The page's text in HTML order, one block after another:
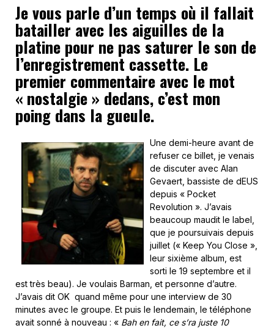
Je vous parle d’un temps où il fallait
batailler avec les aiguilles de la
platine pour ne pas saturer le son de
l’enregistrement cassette. Le
premier commentaire avec le mot
« nostalgie » dedans, c’est mon
poing dans la gueule.
Une demi-heure avant de
refuser ce billet, je venais
de discuter avec Alan
Gevaert, bassiste de dEUS
depuis « Pocket
Revolution ». J’avais
beaucoup maudit le label,
que je poursuivais depuis
juillet (« Keep You Close »,
leur sixième album, est
sorti le 19 septembre et il
est très beau). Je voulais Barman, et personne d’autre.
J’avais dit OK quand même pour une interview de 30
minutes avec le groupe. Et puis le lendemain, le téléphone
avait sonné à nouveau : « Bah en fait, ce s’ra juste 10